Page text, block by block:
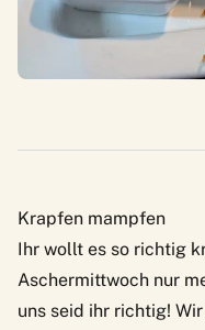
Krapfen mampfen
Ihr wollt es so richtig
Aschermittwoch nur
uns seid ihr richtig!